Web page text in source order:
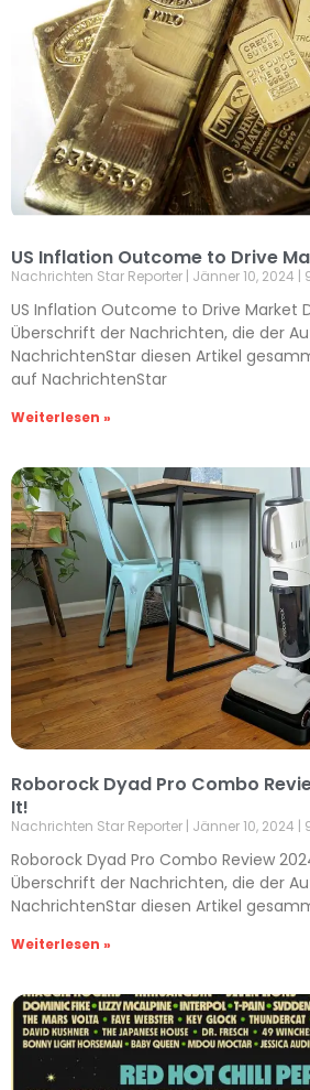
US Inflation Outcome to Drive
Nachrichten Star Reporter Jänner 10, 2024
US Inflation Outcome to Drive Market
Überschrift der Nachrichten, die der
NachrichtenStar diesen Artikel
auf NachrichtenStar
Weiterlesen »
Roborock Dyad Pro Combo
It!
Nachrichten Star Reporter Jänner 10, 2024
Roborock Dyad Pro Combo Review
Überschrift der Nachrichten, die der
NachrichtenStar diesen Artikel
Weiterlesen »